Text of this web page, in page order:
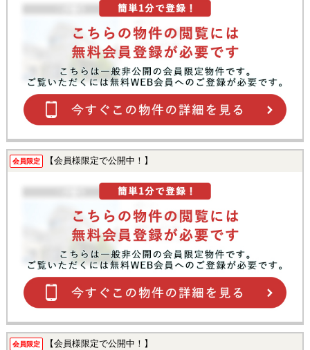
会員限定 【会員様限定で公開中！】
会員限定 【会員様限定で公開中！】